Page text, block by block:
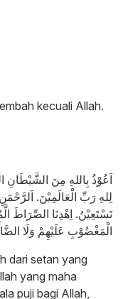
kecuali Allah.
اَعُوْذُ بِاللهِ مِنَ الشَّيْطَانِ
لِلهِ رَبِّ الْعَالَمِيْنَ.
نَسْتَعِيْنُ. اِهْدِنَا الصِّرَاطَ
الْمَغْضُوْبِ عَلَيْهِمْ وَلَا
dari setan yang
yang maha
puji bagi Allah,